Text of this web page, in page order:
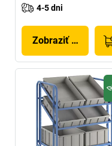
4-5 dni
Zobraziť produkt